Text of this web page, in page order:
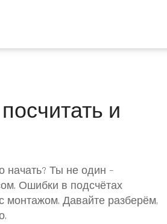
и
начать? Ты не один –
Ошибки в подсчётах
Давайте разберём,